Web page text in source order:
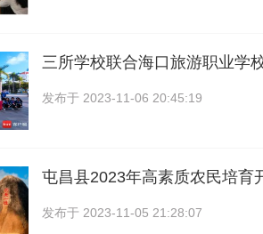
三所学校联合海口旅游职业学
发布于 2023-11-06 20:45:19
屯昌县2023年高素质农民培育
发布于 2023-11-05 21:28:07